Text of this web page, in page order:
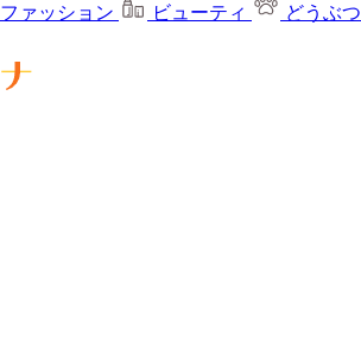
ファッション ビューティ どうぶつ